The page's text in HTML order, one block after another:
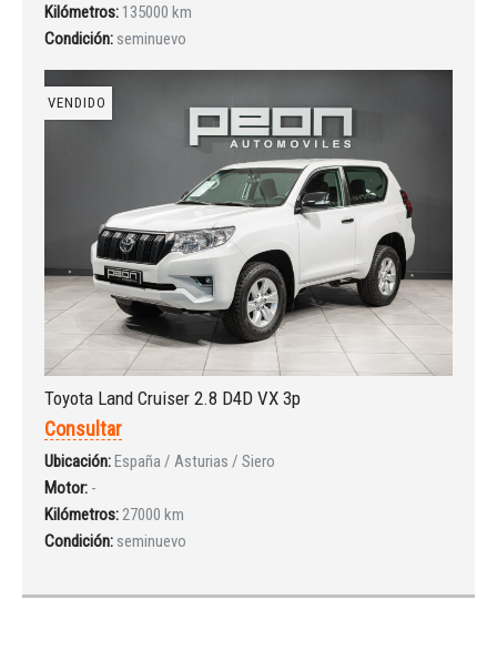
Kilómetros: 135000 km
Condición: seminuevo
VENDIDO
Toyota Land Cruiser 2.8 D4D VX 3p
Consultar
Ubicación:España / Asturias / Siero
Motor: -
Kilómetros: 27000 km
Condición: seminuevo